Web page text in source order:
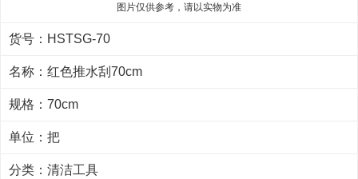
图片仅供参考，请以实物为准
货号：HSTSG-70
名称：红色推水刮70cm
规格：70cm
单位：把
分类： 清洁工具